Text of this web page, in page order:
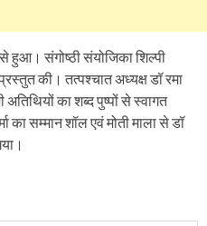
हुआ। संगोष्ठी संयोजिका शिल्पी
की। तत्पश्चात अध्यक्ष डॉ रमा
अतिथियों का शब्द पुष्पों से स्वागत
का सम्मान शॉल एवं मोती माला से डॉ